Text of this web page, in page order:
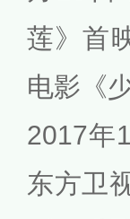
莲》首
电影《
2017年
东方卫